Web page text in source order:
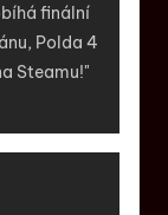
finální
Polda 4
Steamu!"